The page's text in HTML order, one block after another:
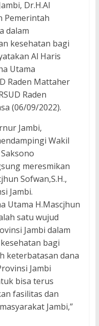
Dr.H.Al
Pemerintah
dalam
kesehatan bagi
Al Haris
Utama
Raden Mattaher
Raden
(06/09/2022).
Jambi,
Wakil
meresmikan
Sofwan,S.H.,
Jambi.
Utama H.Mascjhun
satu wujud
Jambi dalam
bagi
keterbatasan dana
Jambi
bisa terus
fasilitas dan
Jambi,”